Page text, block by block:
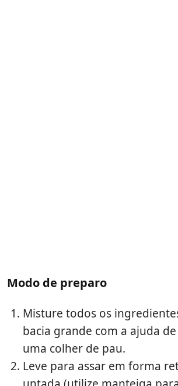
Modo de preparo
Misture todos os
bacia grande com a ajuda
uma colher de pau.
Leve para assar em forma